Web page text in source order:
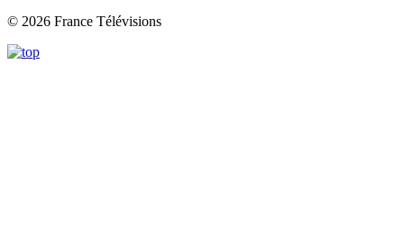
© 2026 France Télévisions